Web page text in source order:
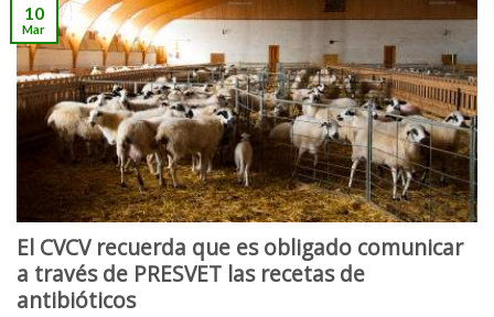
El CVCV recuerda que es obligado comunicar
a través de PRESVET las recetas de
antibióticos
10
Mar